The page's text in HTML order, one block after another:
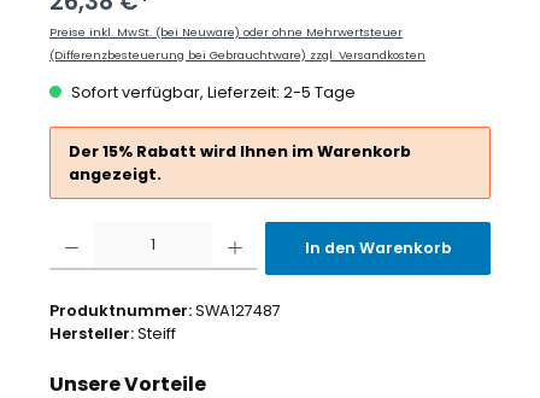
Preise inkl. MwSt. (bei Neuware) oder ohne Mehrwertsteuer
(Differenzbesteuerung bei Gebrauchtware) zzgl. Versandkosten
Sofort verfügbar, Lieferzeit: 2-5 Tage
Der 15% Rabatt wird Ihnen im Warenkorb
angezeigt.
Produkt Anzahl: Gib den gewünschten Wert ein oder benutze die Schaltflächen
In den Warenkorb
Produktnummer:SWA127487
Hersteller:Steiff
Unsere Vorteile